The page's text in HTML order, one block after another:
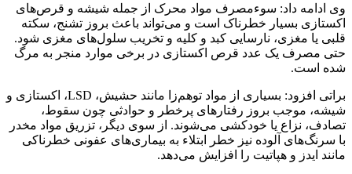
وی ادامه داد: سوءمصرف مواد محرک از جمله شیشه و قرص‌های
اکستازی بسیار خطرناک است و می‌تواند باعث بروز تشنج، سکته
قلبی یا مغزی، نارسایی کبد و کلیه و تخریب سلول‌های مغزی شود.
حتی مصرف یک عدد قرص اکستازی در برخی موارد منجر به مرگ
شده است.
براتی افزود: بسیاری از مواد توهم‌زا مانند حشیش، LSD، اکستازی و
شیشه، موجب بروز رفتارهای پرخطر و حوادثی چون سقوط،
تصادف، نزاع یا خودکشی می‌شوند. از سوی دیگر، تزریق مواد مخدر
با سرنگ‌های آلوده نیز خطر ابتلاء به بیماری‌های عفونی خطرناکی
مانند ایدز و هپاتیت را افزایش می‌دهد.